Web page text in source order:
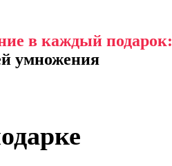
в каждый подарок:
умножения